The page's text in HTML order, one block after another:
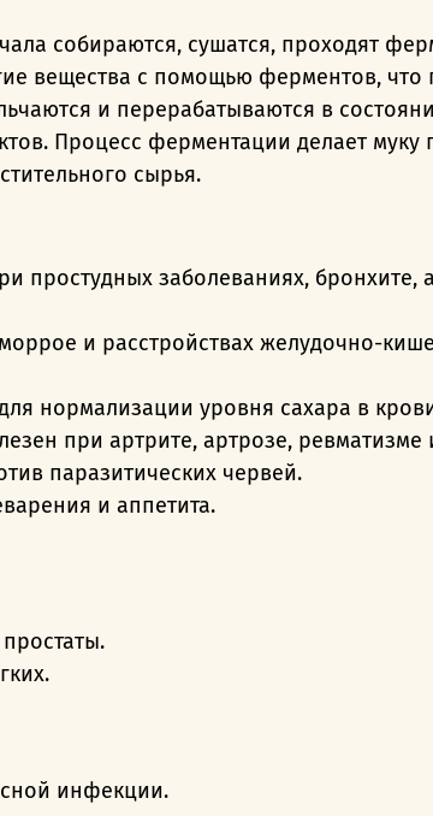
собираются, сушатся, проходят
вещества с помощью ферментов, что
и перерабатываются в
Процесс ферментации делает муку
сырья.
простудных заболеваниях, бронхите,
и расстройствах желудочно-
нормализации уровня сахара в
при артрите, артрозе, ревматизме
паразитических червей.
и аппетита.
инфекции.